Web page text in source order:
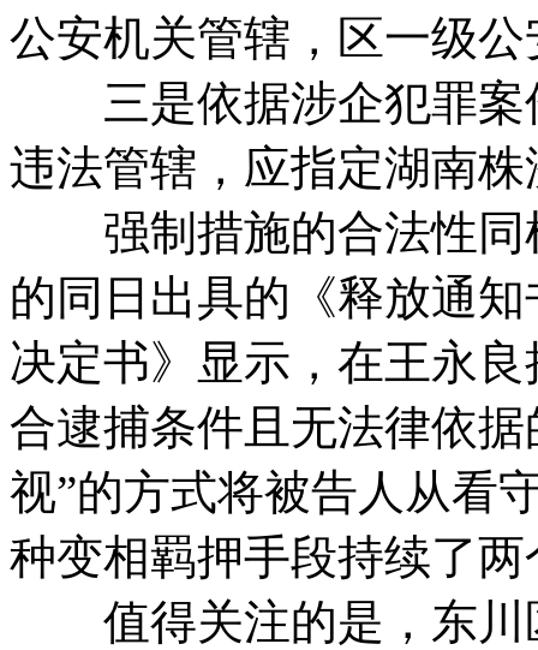
公安机关管辖，区一级
三是依据涉企犯罪案
违法管辖，应指定湖南
强制措施的合法性同
的同日出具的《释放通
决定书》显示，在王永
合逮捕条件且无法律依
视”的方式将被告人从看
种变相羁押手段持续了两
值得关注的是，东川